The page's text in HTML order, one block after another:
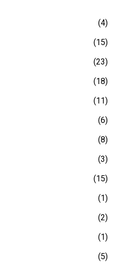
(4)
(15)
(23)
(18)
(11)
(6)
(8)
(3)
(15)
(1)
(2)
(1)
(5)